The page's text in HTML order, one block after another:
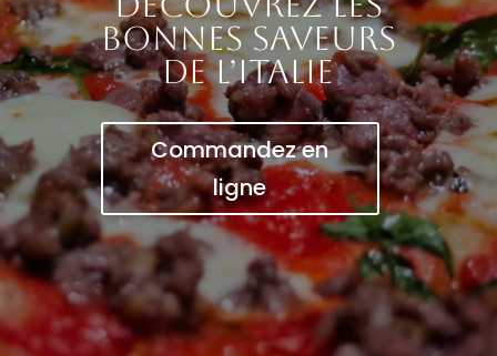
bonnes saveurs
de l’Italie
Commandez en
ligne